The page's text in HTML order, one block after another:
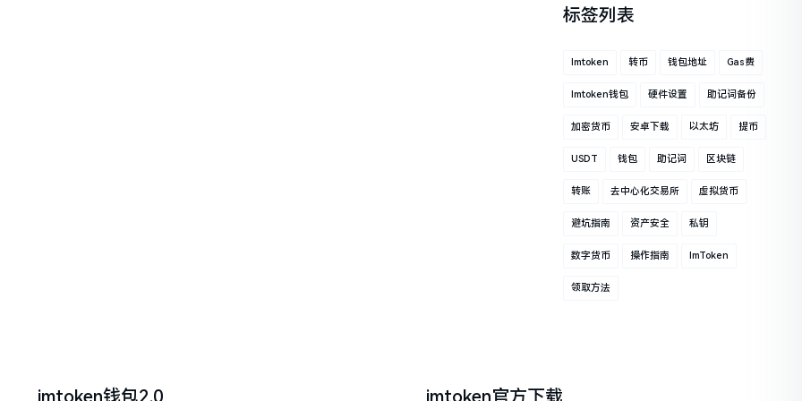
标签列表
Imtoken 转币 钱包地址 Gas费
Imtoken钱包 硬件设置 助记词备份
加密货币 安卓下载 以太坊 提币
USDT 钱包 助记词 区块链
转账 去中心化交易所 虚拟货币
避坑指南 资产安全 私钥
数字货币 操作指南 ImToken
领取方法